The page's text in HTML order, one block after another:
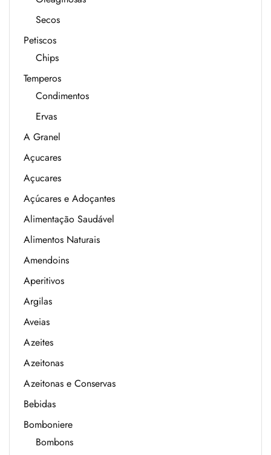
Secos
Petiscos
Chips
Temperos
Condimentos
Ervas
A Granel
Açucares
Açucares
Açúcares e Adoçantes
Alimentação Saudável
Alimentos Naturais
Amendoins
Aperitivos
Argilas
Aveias
Azeites
Azeitonas
Azeitonas e Conservas
Bebidas
Bomboniere
Bombons